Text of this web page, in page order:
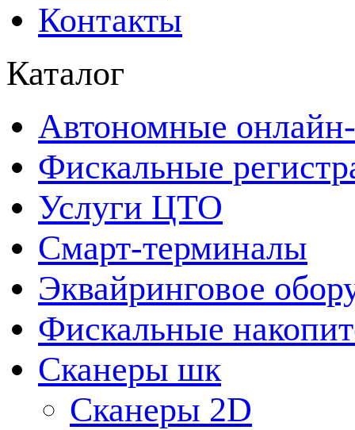
Контакты
Каталог
Автономные
Фискальные
Услуги ЦТО
Смарт-терминалы
Эквайринговое
Фискальные
Сканеры шк
Сканеры 2D